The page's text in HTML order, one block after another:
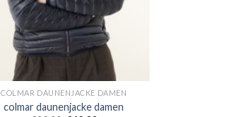
COLMAR DAUNENJACKE DAMEN
colmar daunenjacke damen